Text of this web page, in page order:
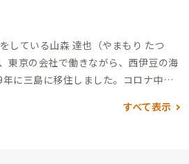
している山森 達也（やまもり たつ
東京の会社で働きながら、西伊豆の海
に三島に移住しました。 コロナ中に
きな人を増やす」取り組みをおこなっ
すべて表示